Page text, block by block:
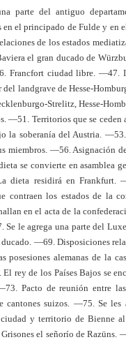
parte del antiguo
el principado de Fulde y en
de los estados
el gran ducado de
ciudad libre. —47.
landgrave de Hesse-
Strelitz, Hesse-
—51. Territorios que se ceden
la soberanía del Austria.
miembros. —56. Asignación
se convierte en asamblea
dieta residirá en Frankfurt.
contraen los estados de la
en el acta de la
le agrega una parte del
—69. Disposiciones
posesiones alemanas de la
rey de los Países Bajos se
Pacto de reunión entre
suizos. —75. Se les
y territorio de Bienne
el señorío de Razüns.